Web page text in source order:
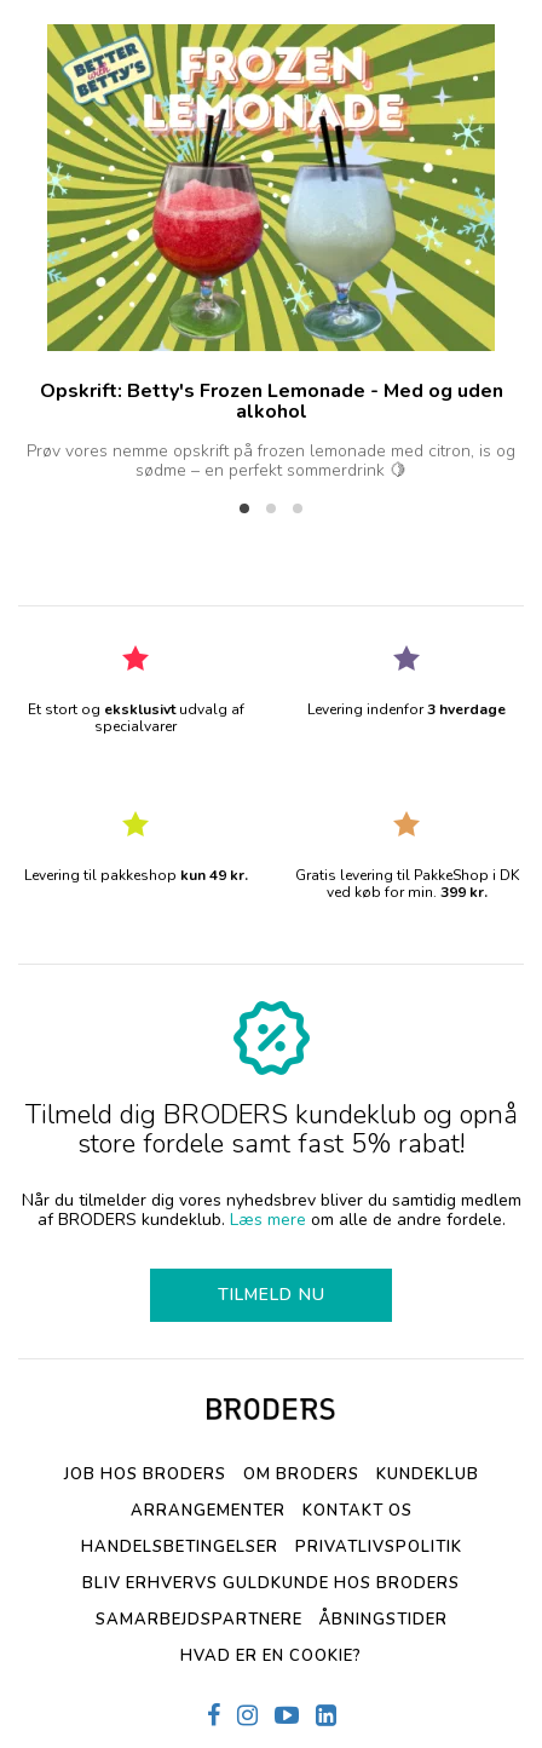
Opskrift: Betty's Frozen Lemonade - Med og uden
alkohol
Prøv vores nemme opskrift på frozen lemonade med citron, is og
sødme – en perfekt sommerdrink 🍋
Et stort og eksklusivtudvalg af
specialvarer
Levering indenfor3 hverdage
Levering til pakkeshop kun 49 kr.
Gratis levering til PakkeShop i DK
ved køb for min. 399 kr.
Tilmeld dig BRODERS kundeklub og opnå
store fordele samt fast 5% rabat!
Når du tilmelder dig vores nyhedsbrev bliver du samtidig medlem
af BRODERS kundeklub. Læs mere om alle de andre fordele.
TILMELD NU
JOB HOS BRODERS OM BRODERS
KUNDEKLUB
ARRANGEMENTER
KONTAKT OS
HANDELSBETINGELSER
PRIVATLIVSPOLITIK
BLIV ERHVERVS GULDKUNDE HOS BRODERS
SAMARBEJDSPARTNERE
ÅBNINGSTIDER
HVAD ER EN COOKIE?